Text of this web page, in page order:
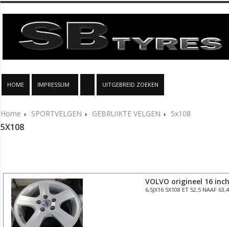
HOME IMPRESSUM UITGEBREID ZOEKEN
Home SPORTVELGEN GEBRUIKTE VELGEN 5x108
5X108
VOLVO origineel 16
6,5JX16 5X108 ET 52,5 NAAF 63,4